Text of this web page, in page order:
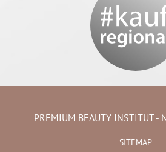
PREMIUM BEAUTY INSTITUT -
SITEMAP